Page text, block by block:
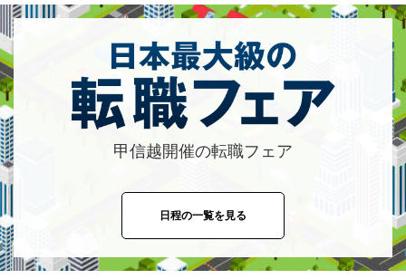
甲信越開催の転職フェア
日程の一覧を見る